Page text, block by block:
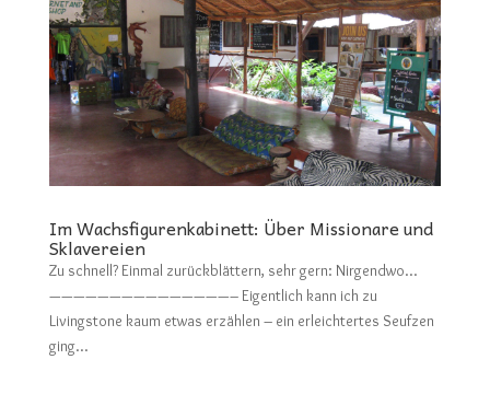
Im Wachsfigurenkabinett: Über Missionare und
Sklavereien
Zu schnell? Einmal zurückblättern, sehr gern: Nirgendwo…
———————————————– Eigentlich kann ich zu
Livingstone kaum etwas erzählen – ein erleichtertes Seufzen
ging...